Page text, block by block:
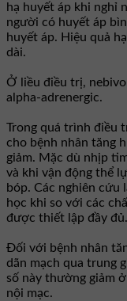
hạ huyết áp khi nghỉ
người có huyết áp
huyết áp. Hiệu quả
dài.
Ở liều điều trị,
alpha-adrenergic.
Trong quá trình điều
cho bệnh nhân tăng
giảm. Mặc dù nhịp
và khi vận động thể
bóp. Các nghiên cứu
học khi so với các
được thiết lập đầy đủ.
Đối với bệnh nhân
dãn mạch qua trung
số này thường giảm
nội mạc.